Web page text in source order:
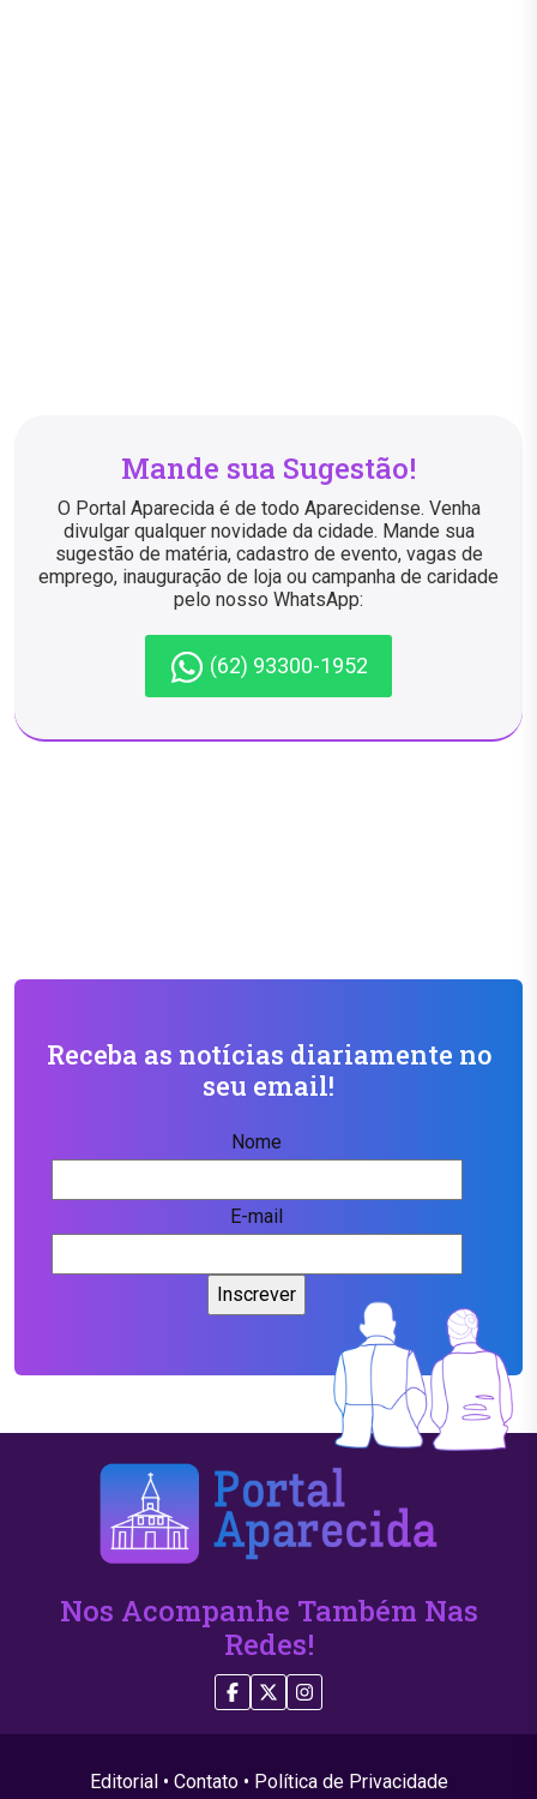
Mande sua Sugestão!
O Portal Aparecida é de todo Aparecidense. Venha
divulgar qualquer novidade da cidade. Mande sua
sugestão de matéria, cadastro de evento, vagas de
emprego, inauguração de loja ou campanha de caridade
pelo nosso WhatsApp:
(62) 93300-1952
Receba as notícias diariamente no
seu email!
Nome
E-mail
Nos Acompanhe Também Nas
Redes!
Editorial• Contato• Política de Privacidade